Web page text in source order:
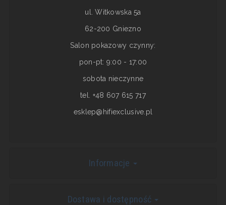
ul. Witkowska 5a
62-200 Gniezno
Salon pokazowy czynny:
pon-pt: 9:00 - 17:00
sobota nieczynne
tel. +48 607 615 717
esklep@hifiexclusive.pl
Informacje
Dostawa i dostępność